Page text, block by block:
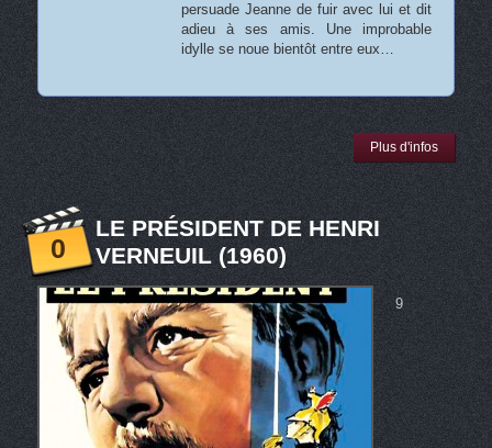
persuade Jeanne de fuir avec lui et dit
adieu à ses amis. Une improbable
idylle se noue bientôt entre eux…
Plus d'infos
0
LE PRÉSIDENT DE HENRI
VERNEUIL (1960)
9